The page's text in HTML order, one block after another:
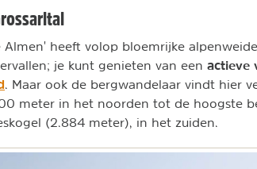
Almen' heeft volop bloemrijke
je kunt genieten van een actieve
. Maar ook de bergwandelaar vindt hier
meter in het noorden tot de hoogste
(2.884 meter), in het zuiden.